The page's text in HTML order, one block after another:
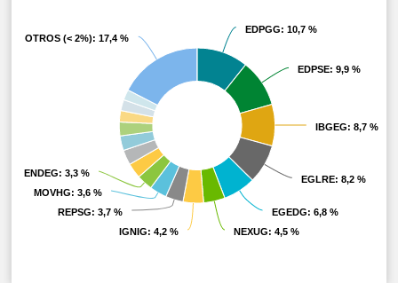
EDPGG: 10,7 %
EDPGG: 10,7 %
EDPSE: 9,9 %
EDPSE: 9,9 %
IBGEG: 8,7 %
IBGEG: 8,7 %
EGLRE: 8,2 %
EGLRE: 8,2 %
EGEDG: 6,8 %
EGEDG: 6,8 %
NEXUG: 4,5 %
NEXUG: 4,5 %
IGNIG: 4,2 %
IGNIG: 4,2 %
REPSG: 3,7 %
REPSG: 3,7 %
MOVHG: 3,6 %
MOVHG: 3,6 %
ENDEG: 3,3 %
ENDEG: 3,3 %
OTROS (< 2%): 17,4 %
OTROS (< 2%): 17,4 %